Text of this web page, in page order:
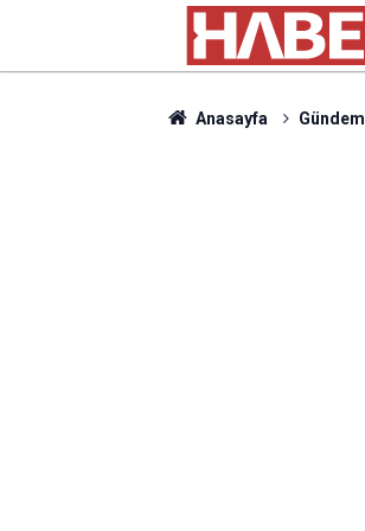
Anasayfa Gündem